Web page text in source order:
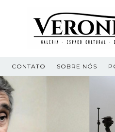
CONTATO SOBRE NÓS